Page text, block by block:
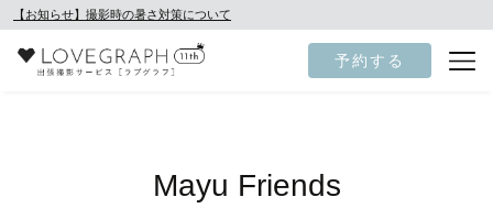
【お知らせ】撮影時の暑さ対策について
予約する
Mayu Friends